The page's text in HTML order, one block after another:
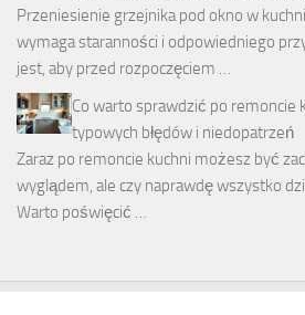
Przeniesienie grzejnika pod okno w
wymaga staranności i odpowiedniego
jest, aby przed rozpoczęciem …
Co warto sprawdzić po remoncie
typowych błędów i niedopatrzeń
Zaraz po remoncie kuchni możesz być
wyglądem, ale czy naprawdę wszystko
Warto poświęcić …